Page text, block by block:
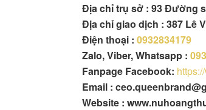
Địa chỉ trụ sở :93 Đường
Địa chỉ giao dịch : 387 Lê
Điện thoại :0932834179
Zalo, Viber, Whatsapp :
Fanpage Facebook:
Email :
Website :